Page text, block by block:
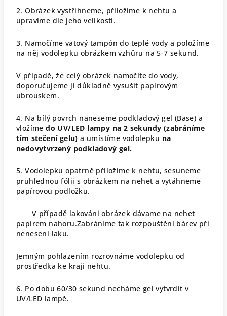
2. Obrázek vystřihneme, přiložíme k nehtu a
upravíme dle jeho velikosti.
3. Namočíme vatový tampón do teplé vody a položíme
na něj vodolepku obrázkem vzhůru na 5-7 sekund.
V případě, že celý obrázek namočíte do vody,
doporučujeme ji důkladně vysušit papírovým
ubrouskem.
4. Na bílý povrch naneseme podkladový gel (Base) a
vložímedo UV/LED lampy na 2 sekundy (zabráníme
tím stečení gelu)a umístíme vodolepku na
nedovytvrzený podkladový gel.
5. Vodolepku opatrně přiložíme k nehtu, sesuneme
průhlednou fólii s obrázkem na nehet a vytáhneme
papírovou podložku.
V případě lakováni obrázek dávame na nehet
papírem nahoru.Zabráníme tak rozpouštění bárev při
nenesení laku.
Jemným pohlazením rozrovnáme vodolepku od
prostředka ke kraji nehtu.
6. Po dobu 60/30 sekund necháme gel vytvrdit v
UV/LED lampě.